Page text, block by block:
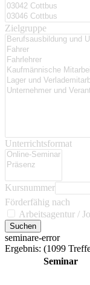
Zielgruppe
Unterrichtsformat
Kursnummer
Förderfähig nach
Arbeitsagentur /
seminare-error
Ergebnis: (1099
Seminar